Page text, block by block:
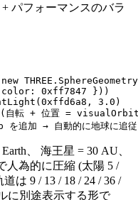
+ パフォーマンスのバラ
color: 0xff7847 }))
3.0)
(自転 + 位置 =
、 海王星 = 30 AU、
人為的に圧縮 (太陽 5 /
は 9 / 13 / 18 / 24 / 36 /
に別途表示する形で